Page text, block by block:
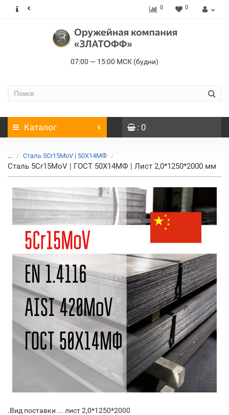
0 0
07:00 — 15:00 МСК (будни)
Каталог : 0
... Сталь 5Cr15MoV | 50Х14МФ
Сталь 5Cr15MoV | ГОСТ 50Х14МФ | Лист 2,0*1250*2000 мм
.Вид поставки ... лист 2,0*1250*2000